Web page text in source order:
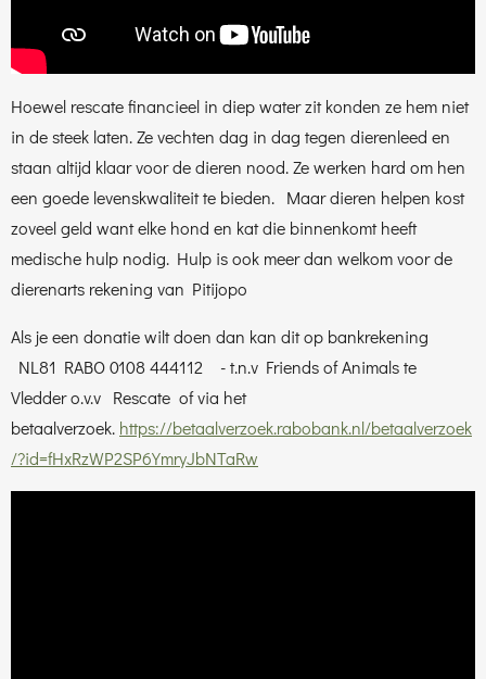
Hoewel rescate financieel in diep water zit konden ze hem niet
in de steek laten. Ze vechten dag in dag tegen dierenleed en
staan altijd klaar voor de dieren nood. Ze werken hard om hen
een goede levenskwaliteit te bieden. Maar dieren helpen kost
zoveel geld want elke hond en kat die binnenkomt heeft
medische hulp nodig. Hulp is ook meer dan welkom voor de
dierenarts rekening van Pitijopo
Als je een donatie wilt doen dan kan dit op bankrekening
NL81 RABO 0108 444112 - t.n.v Friends of Animals te
Vledder o.v.v Rescate of via het
betaalverzoek. https://betaalverzoek.rabobank.nl/betaalverzoek
/?id=fHxRzWP2SP6YmryJbNTaRw